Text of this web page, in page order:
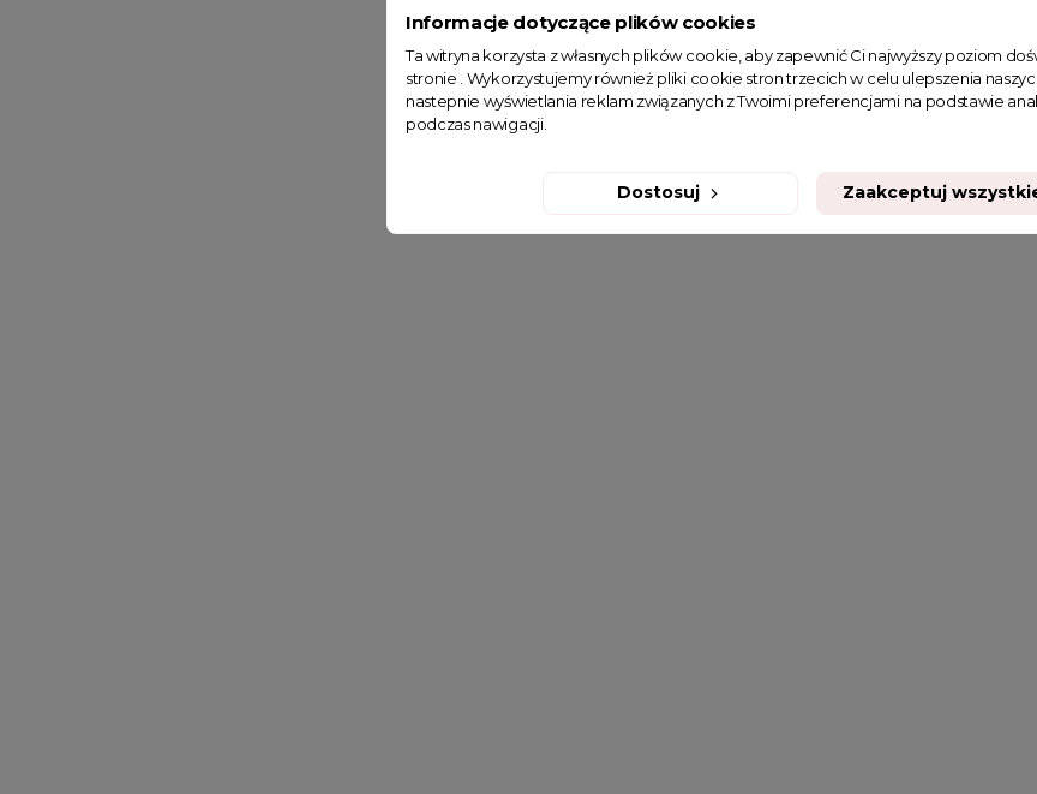
Informacje dotyczące plików cookies
Ta witryna korzysta z własnych plików cookie, aby zapewnić Ci najwyższy poziom
stronie . Wykorzystujemy również pliki cookie stron trzecich w celu ulepszenia
nastepnie wyświetlania reklam związanych z Twoimi preferencjami na podstawie
podczas nawigacji.
Dostosuj Zaakceptuj